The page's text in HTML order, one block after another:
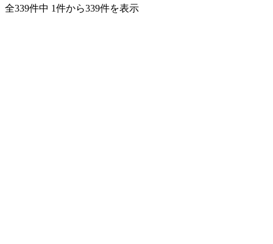
全339件中 1件から339件を表示